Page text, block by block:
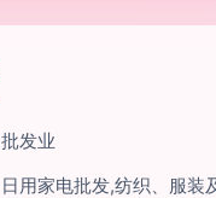
批发业
日用家电批发,纺织、服装